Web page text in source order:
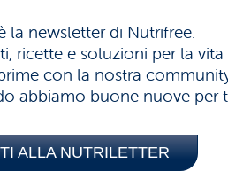
la newsletter di Nutrifree.
ricette e soluzioni per la
con la nostra
abbiamo buone nuove per
ALLA NUTRILETTER